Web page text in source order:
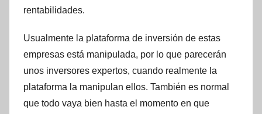
rentabilidades.
Usualmente la plataforma de inversión de estas
empresas está manipulada, por lo que parecerán
unos inversores expertos, cuando realmente la
plataforma la manipulan ellos. También es normal
que todo vaya bien hasta el momento en que